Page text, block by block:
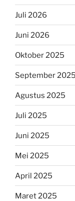
Juli 2026
Juni 2026
Oktober 2025
September 2025
Agustus 2025
Juli 2025
Juni 2025
Mei 2025
April 2025
Maret 2025